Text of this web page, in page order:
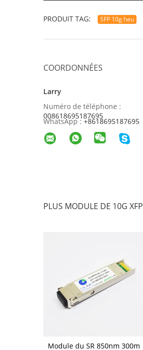
PRODUIT TAG: SFP 10g heu
COORDONNÉES
Larry
Numéro de téléphone :
008618695187695
WhatsApp : +8618695187695
PLUS MODULE DE 10G XFP
Module du SR 850nm 300m